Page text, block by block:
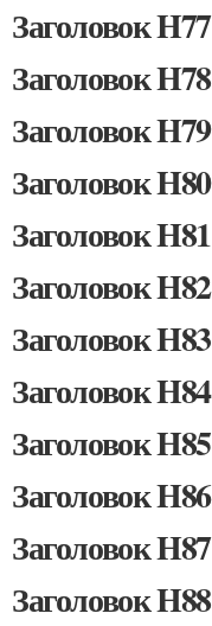
Заголовок H77
Заголовок H78
Заголовок H79
Заголовок H80
Заголовок H81
Заголовок H82
Заголовок H83
Заголовок H84
Заголовок H85
Заголовок H86
Заголовок H87
Заголовок H88